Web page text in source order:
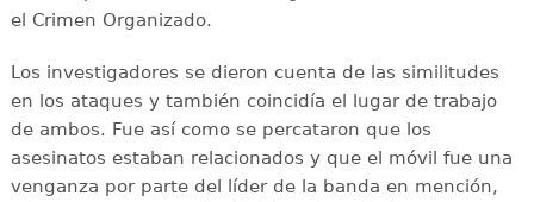
el Crimen Organizado.
Los investigadores se dieron cuenta de las similitudes
en los ataques y también coincidía el lugar de trabajo
de ambos. Fue así como se percataron que los
asesinatos estaban relacionados y que el móvil fue una
venganza por parte del líder de la banda en mención,